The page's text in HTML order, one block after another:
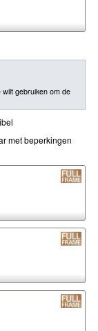
gebruiken om de
met beperkingen